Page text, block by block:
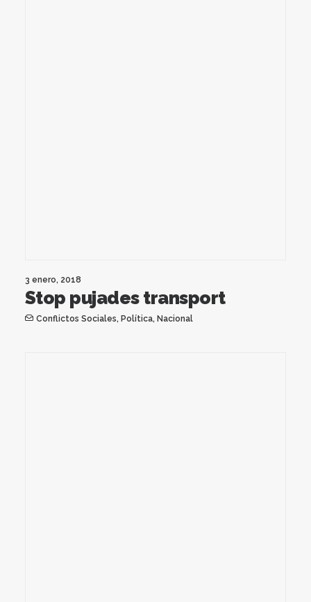
3 enero, 2018
Stop pujades transport
Conflictos Sociales, Política, Nacional